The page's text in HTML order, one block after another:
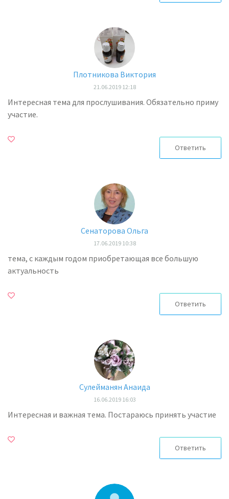
Плотникова Виктория
21.06.2019 12:18
Интересная тема для прослушивания. Обязательно приму
участие.
Ответить
Сенаторова Ольга
17.06.2019 10:38
тема, с каждым годом приобретающая все большую
актуальность
Ответить
Сулейманян Анаида
16.06.2019 16:03
Интересная и важная тема. Постараюсь принять участие
Ответить